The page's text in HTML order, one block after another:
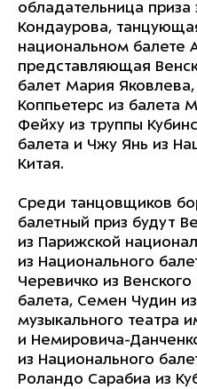
обладательница приза
Кондаурова,
национальном балете
представляющая
балет Мария
Коппьетерс из балета
Фейху из труппы
балета и Чжу Янь из
Китая.
Среди танцовщиков
балетный приз будут
из Парижской
из Национального
Черевичко из Венского
балета, Семен Чудин
музыкального театра
и Немировича-
из Национального
Роландо Сарабиа из